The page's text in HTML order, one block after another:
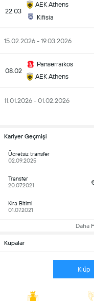
22.03
AEK Athens
Kifisia
15.02.2026 - 19.03.2026
08.02
Panserraikos
AEK Athens
11.01.2026 - 01.02.2026
Kariyer Geçmişi
Ücretsiz transfer
02.09.2025
Transfer
20.07.2021
Kira Bitimi
01.07.2021
Daha
Kupalar
Klüp